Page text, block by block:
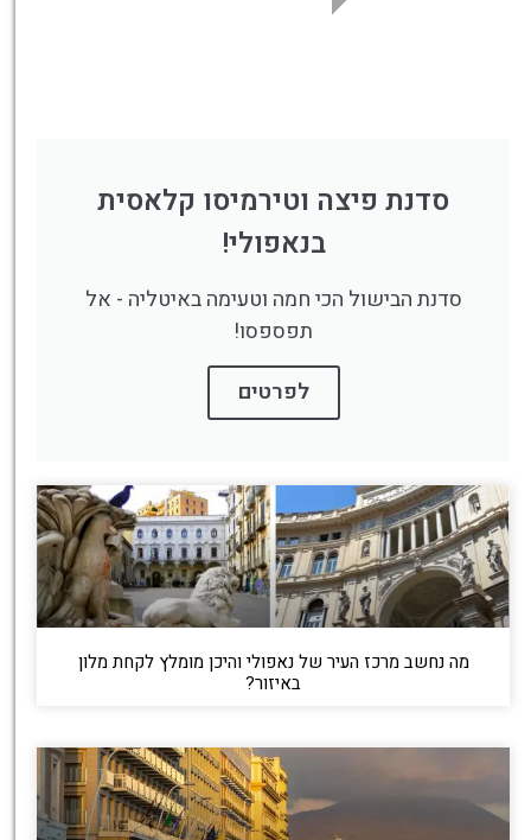
סדנת פיצה וטירמיסו קלאסית
בנאפולי!
סדנת הבישול הכי חמה וטעימה באיטליה - אל
תפספסו!
לפרטים
מה נחשב מרכז העיר של נאפולי והיכן מומלץ לקחת מלון
באיזור?